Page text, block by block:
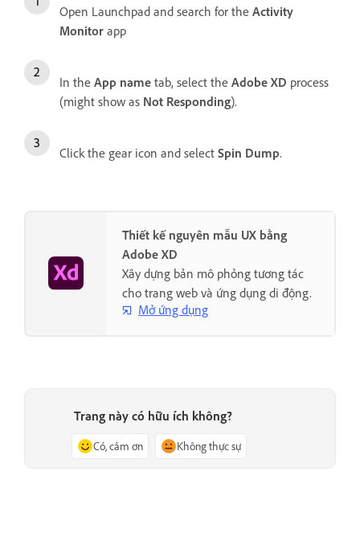
Open Launchpad and search for the Activity
Monitor app
In the App name tab, select the Adobe XD process
(might show as Not Responding).
Click the gear icon and select Spin Dump.
Thiết kế nguyên mẫu UX bằng
Adobe XD
Xây dựng bản mô phỏng tương tác
cho trang web và ứng dụng di động.
Mở ứng dụng
Trang này có hữu ích không?
Có, cảm ơn Không thực sự